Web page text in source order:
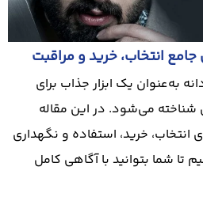
انتخاب، خرید و مراقبت
به‌عنوان یک ابزار جذاب برای
شناخته می‌شود. در این مقاله
خرید، استفاده و نگهداری
تا شما بتوانید با آگاهی کامل